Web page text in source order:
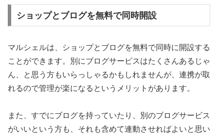
ショップとブログを無料で同時開設
マルシェルは、ショップとブログを無料で同時に開設する
ことができます。別にブログサービスはたくさんあるじゃ
ん、と思う方もいらっしゃるかもしれませんが、連携が取
れるので管理が楽になるというメリットがあります。
また、すでにブログを持っていたり、別のブログサービス
がいいという方も、それも含めて連動させればよいと思い